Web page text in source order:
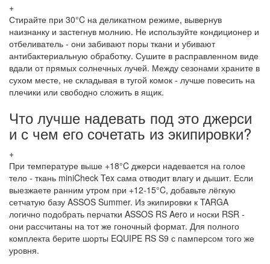
+
Стирайте при 30°C на деликатном режиме, вывернув
наизнанку и застегнув молнию. Не используйте кондиционер и
отбеливатель - они забивают поры ткани и убивают
антибактериальную обработку. Сушите в расправленном виде
вдали от прямых солнечных лучей. Между сезонами храните в
сухом месте, не складывая в тугой комок - лучше повесить на
плечики или свободно сложить в ящик.
Что лучше надевать под это джерси
и с чем его сочетать из экипировки?
+
При температуре выше +18°C джерси надевается на голое
тело - ткань miniCheck Tex сама отводит влагу и дышит. Если
выезжаете ранним утром при +12-15°C, добавьте лёгкую
сетчатую базу ASSOS Summer. Из экипировки к TARGA
логично подобрать перчатки ASSOS RS Aero и носки RSR -
они рассчитаны на тот же гоночный формат. Для полного
комплекта берите шорты EQUIPE RS S9 с памперсом того же
уровня.